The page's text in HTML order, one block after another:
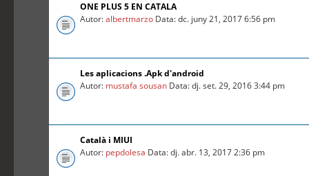
ONE PLUS 5 EN CATALA
Autor:albertmarzo Data: dc. juny 21, 2017 6:56 pm
Les aplicacions .Apk d'android
Autor: mustafa sousan Data: dj. set. 29, 2016 3:44 pm
Català i MIUI
Autor: pepdolesa Data: dj. abr. 13, 2017 2:36 pm